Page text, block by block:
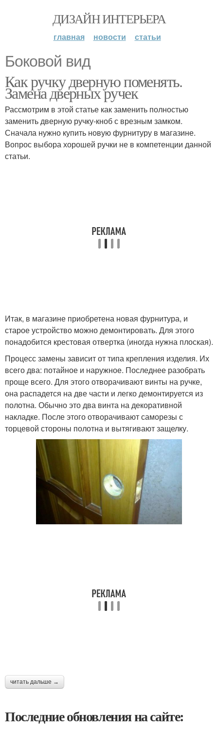
ДИЗАЙН ИНТЕРЬЕРА
главная новости статьи
Боковой вид
Как ручку дверную поменять.
Замена дверных ручек
Рассмотрим в этой статье как заменить полностью
заменить дверную ручку-кноб с врезным замком.
Сначала нужно купить новую фурнитуру в магазине.
Вопрос выбора хорошей ручки не в компетенции данной
статьи.
Итак, в магазине приобретена новая фурнитура, и
старое устройство можно демонтировать. Для этого
понадобится крестовая отвертка (иногда нужна плоская).
Процесс замены зависит от типа крепления изделия. Их
всего два: потайное и наружное. Последнее разобрать
проще всего. Для этого отворачивают винты на ручке,
она распадется на две части и легко демонтируется из
полотна. Обычно это два винта на декоративной
накладке. После этого отворачивают саморезы с
торцевой стороны полотна и вытягивают защелку.
читать дальше →
Последние обновления на сайте: